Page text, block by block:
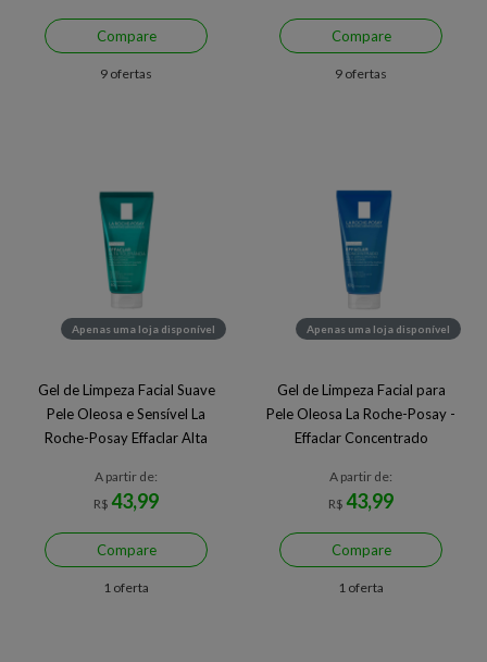
Compare
9 ofertas
Compare
9 ofertas
Apenas uma loja disponível
Gel de Limpeza Facial Suave
Pele Oleosa e Sensível La
Roche-Posay Effaclar Alta
A partir de:
R$ 43,99
Compare
1 oferta
Apenas uma loja disponível
Gel de Limpeza Facial para
Pele Oleosa La Roche-Posay -
Effaclar Concentrado
A partir de:
R$ 43,99
Compare
1 oferta